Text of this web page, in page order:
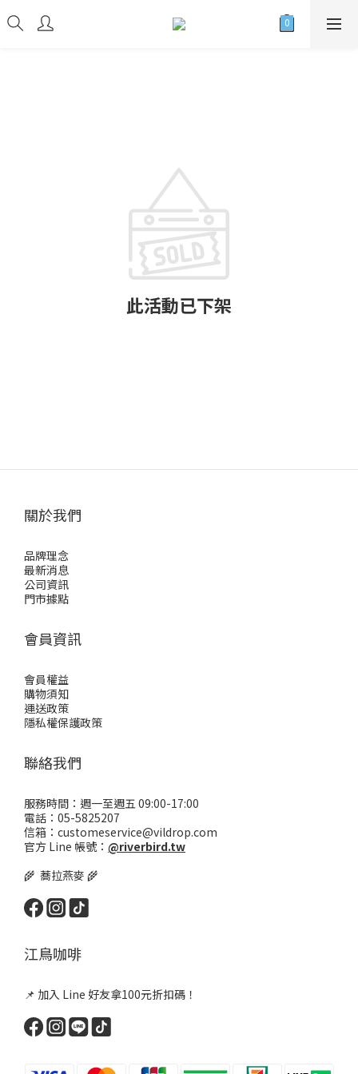
此活動已下架
關於我們
品牌理念
最新消息
公司資訊
門市據點
會員資訊
會員權益
購物須知
運送政策
隱私權保護政策
聯絡我們
服務時間：週一至週五 09:00-17:00
電話：05-5825207
信箱：customeservice@vildrop.com
官方 Line 帳號： @riverbird.tw
🌾 蕎拉燕麥 🌾
江鳥咖啡
📌 加入 Line 好友拿100元折扣碼！